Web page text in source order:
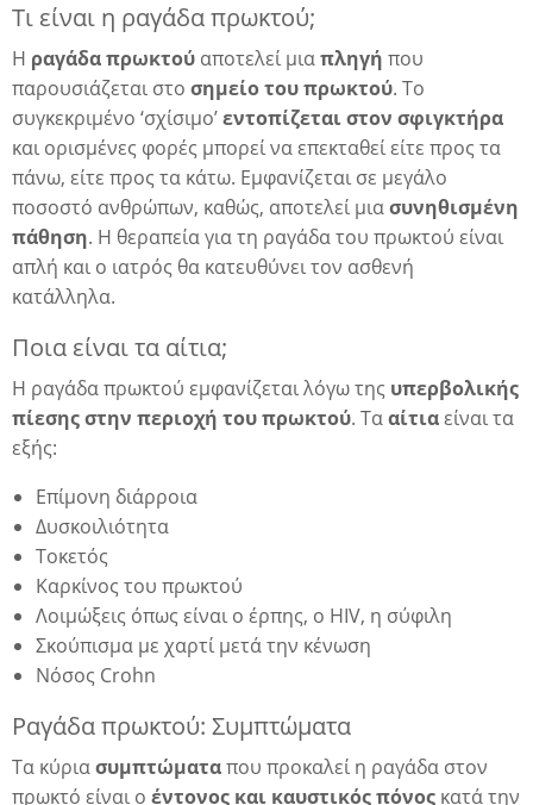
Τι είναι η ραγάδα πρωκτού;
Η ραγάδα πρωκτού αποτελεί μιαπληγή που
παρουσιάζεται στο σημείο του πρωκτού. Το
συγκεκριμένο ‘σχίσιμο’εντοπίζεται στον σφιγκτήρα
και ορισμένες φορές μπορεί να επεκταθεί είτε προς τα
πάνω, είτε προς τα κάτω. Εμφανίζεται σε μεγάλο
ποσοστό ανθρώπων, καθώς, αποτελεί μιασυνηθισμένη
πάθηση. Η θεραπεία για τη ραγάδα του πρωκτού είναι
απλή και ο ιατρός θα κατευθύνει τον ασθενή
κατάλληλα.
Ποια είναι τα αίτια;
Η ραγάδα πρωκτού εμφανίζεται λόγω της υπερβολικής
πίεσης στην περιοχή του πρωκτού. Τααίτιαείναι τα
εξής:
Επίμονη διάρροια
Δυσκοιλιότητα
Τοκετός
Καρκίνος του πρωκτού
Λοιμώξεις όπως είναι ο έρπης, ο HIV, η σύφιλη
Σκούπισμα με χαρτί μετά την κένωση
Νόσος Crohn
Ραγάδα πρωκτού: Συμπτώματα
Τα κύριασυμπτώματαπου προκαλεί η ραγάδα στον
πρωκτό είναι ο έντονος και καυστικός πόνος κατά την